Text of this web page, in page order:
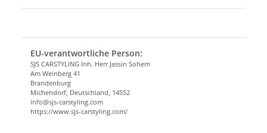
EU-verantwortliche Person:
SJS CARSTYLING Inh. Herr Jassin Sohem
Am Weinberg 41
Brandenburg
Michendorf, Deutschland, 14552
info@sjs-carstyling.com
https://www.sjs-carstyling.com/